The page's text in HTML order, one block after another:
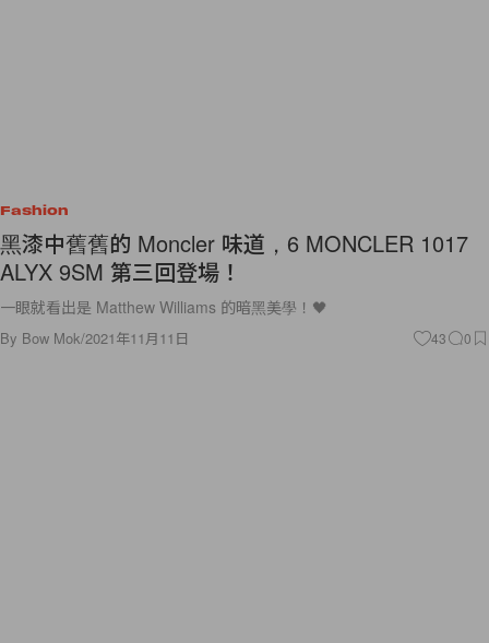
Fashion
黑漆中舊舊的 Moncler 味道，6 MONCLER 1017
ALYX 9SM 第三回登場！
一眼就看出是 Matthew Williams 的暗黑美學！🖤
By Bow Mok/2021年11月11日 43 0